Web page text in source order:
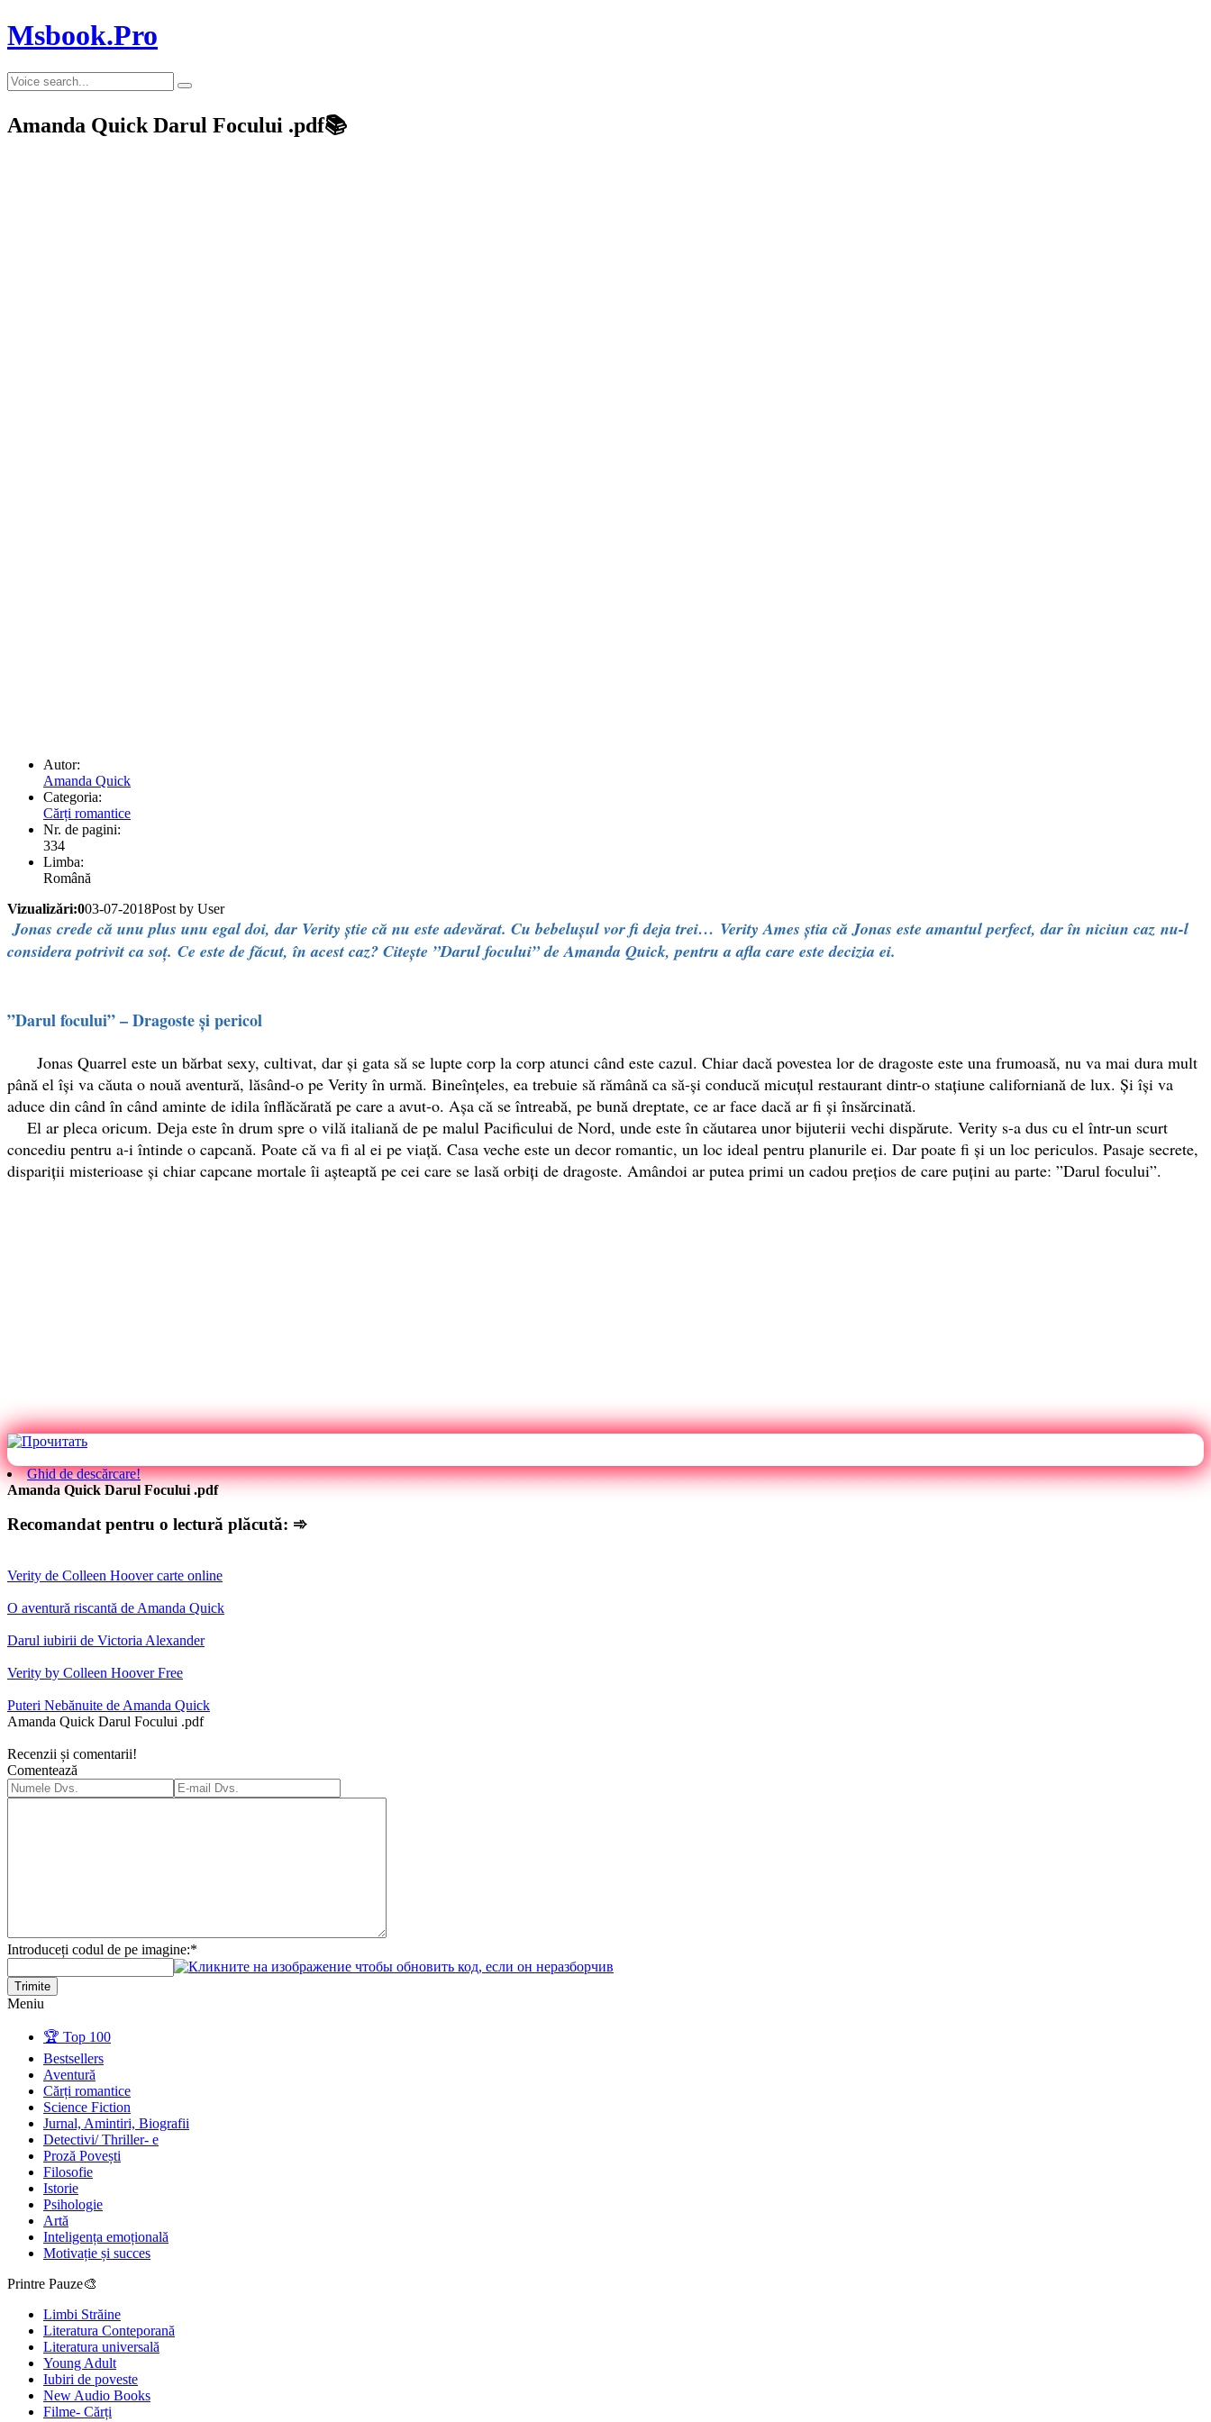
Msbook.Pro
Amanda Quick Darul Focului .pdf📚
Autor:
Amanda Quick
Categoria:
Cărți romantice
Nr. de pagini:
334
Limba:
Română
Vizualizări:003-07-2018Post by User
Jonas crede că unu plus unu egal doi, dar Verity știe că nu este adevărat. Cu bebelușul vor fi deja trei… Verity Ames știa că Jonas este amantul perfect, dar în niciun caz nu-l
considera potrivit ca soț. Ce este de făcut, în acest caz? Citește ”Darul focului” de Amanda Quick, pentru a afla care este decizia ei.
”Darul focului” – Dragoste și pericol
Jonas Quarrel este un bărbat sexy, cultivat, dar și gata să se lupte corp la corp atunci când este cazul. Chiar dacă povestea lor de dragoste este una frumoasă, nu va mai dura mult
până el își va căuta o nouă aventură, lăsând-o pe Verity în urmă. Bineînțeles, ea trebuie să rămână ca să-și conducă micuțul restaurant dintr-o stațiune californiană de lux. Și își va
aduce din când în când aminte de idila înflăcărată pe care a avut-o. Așa că se întreabă, pe bună dreptate, ce ar face dacă ar fi și însărcinată.
El ar pleca oricum. Deja este în drum spre o vilă italiană de pe malul Pacificului de Nord, unde este în căutarea unor bijuterii vechi dispărute. Verity s-a dus cu el într-un scurt
concediu pentru a-i întinde o capcană. Poate că va fi al ei pe viață. Casa veche este un decor romantic, un loc ideal pentru planurile ei. Dar poate fi și un loc periculos. Pasaje secrete,
dispariții misterioase și chiar capcane mortale îi așteaptă pe cei care se lasă orbiți de dragoste. Amândoi ar putea primi un cadou prețios de care puțini au parte: ”Darul focului”.
Ghid de descărcare!
Amanda Quick Darul Focului .pdf
Recomandat pentru o lectură plăcută: ➾
Verity de Colleen Hoover carte online
O aventură riscantă de Amanda Quick
Darul iubirii de Victoria Alexander
Verity by Colleen Hoover Free
Puteri Nebănuite de Amanda Quick
Amanda Quick Darul Focului .pdf
Recenzii și comentarii!
Comentează
Introduceți codul de pe imagine:*
Trimite
Meniu
🏆 Top 100
Bestsellers
Aventură
Cărți romantice
Science Fiction
Jurnal, Amintiri, Biografii
Detectivi/ Thriller- e
Proză Povești
Filosofie
Istorie
Psihologie
Artă
Inteligența emoțională
Motivație și succes
Printre Pauze🎨
Limbi Străine
Literatura Conteporană
Literatura universală
Young Adult
Iubiri de poveste
New Audio Books
Filme- Cărți